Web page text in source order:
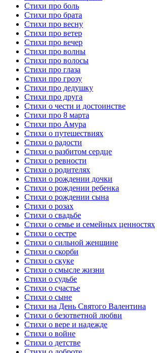
Стихи про боль
Стихи про брата
Стихи про весну
Стихи про ветер
Стихи про вечер
Стихи про волны
Стихи про волосы
Стихи про глаза
Стихи про грозу
Стихи про дедушку
Стихи про друга
Стихи о чести и достоинстве
Стихи про 8 марта
Стихи про Амура
Стихи о путешествиях
Стихи о радости
Стихи о разбитом сердце
Стихи о ревности
Стихи о родителях
Стихи о рождении дочки
Стихи о рождении ребенка
Стихи о рождении сына
Стихи о розах
Стихи о свадьбе
Стихи о семье и семейных ценностях
Стихи о сестре
Стихи о сильной женщине
Стихи о скорби
Стихи о скуке
Стихи о смысле жизни
Стихи о судьбе
Стихи о счастье
Стихи о сыне
Стихи на День Святого Валентина
Стихи о безответной любви
Стихи о вере и надежде
Стихи о войне
Стихи о детстве